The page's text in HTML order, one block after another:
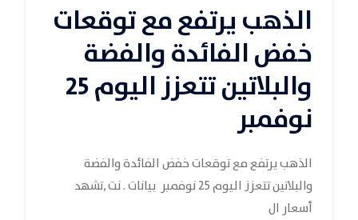
الذهب يرتفع مع توقعات
خفض الفائدة والفضة
والبلاتين تتعزز اليوم 25
نوفمبر
الذهب يرتفع مع توقعات خفض الفائدة والفضة
والبلاتين تتعزز اليوم 25 نوفمبر بيانات . نت ,تشهد
أسعار ال